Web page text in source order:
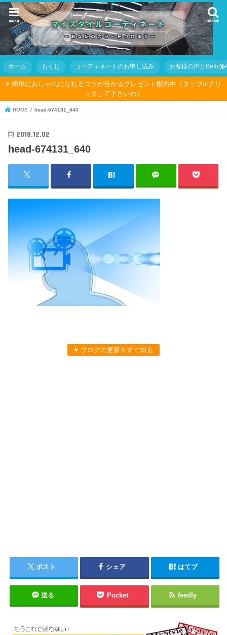
search
menu
ホーム もくじ コーディネートのお申し込み お客様の声とBefore
簡単におしゃれになれるコツが分かるプレゼント配布中（タップorクリ
ックして下さいね）
HOME head-674131_640
2018.12.02
head-674131_640
ブログの更新をすぐ知る
ポスト シェア はてブ
送る Pocket feedly